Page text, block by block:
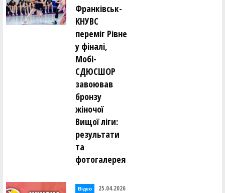
Франківськ-
КНУВС
переміг Рівне
у фіналі,
Мобі-
СДЮСШОР
завоював
бронзу
жіночої
Вищої ліги:
результати
та
фотогалерея
Відео 25.04.2026